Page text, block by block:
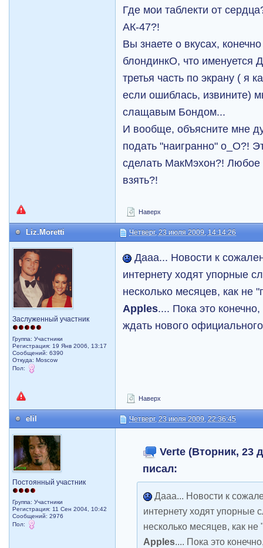
Где мои таблекти от
АК-47?!
Вы знаете о вкусах,
блондинкО, что именуется
третья часть по экрану ( я
если ошиблась, извините)
слащавым Бондом...
И вообще, объясните мне
подать "наигранно" о_О?!
сделать МакМэхон?! Любое
взять?!
Наверх
Liz.Moretti Четверг, 23 июля 2009, 14:14:26
Заслуженный участник
Группа: Участники
Регистрация: 19 Янв 2006, 13:17
Сообщений: 6390
Откуда: Moscow
Пол:
Дааа... Новости к
интернету ходят упорные
несколько месяцев, как не
Apples.... Пока это
ждать нового
Наверх
elil Четверг, 23 июля 2009, 22:36:45
Постоянный участник
Группа: Участники
Регистрация: 11 Сен 2004, 10:42
Сообщений: 2976
Пол:
Verte (Вторник, 23
писал:
Дааа... Новости к
интернету ходят упорные
несколько месяцев, как
Apples.... Пока это